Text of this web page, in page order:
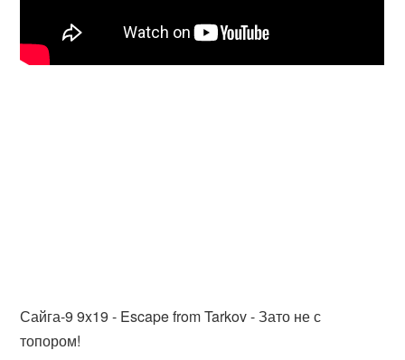
Сайга-9 9x19 - Escape from Tarkov - Зато не с
топором!